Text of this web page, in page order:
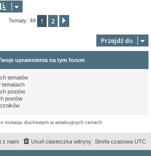
Tematy: 49 1 2
Przejdź do
uprawnienia na tym forum
tematów
tematach
postów
postów
Strefa czasowa UTC
Usuń ciasteczka witryny
z nami